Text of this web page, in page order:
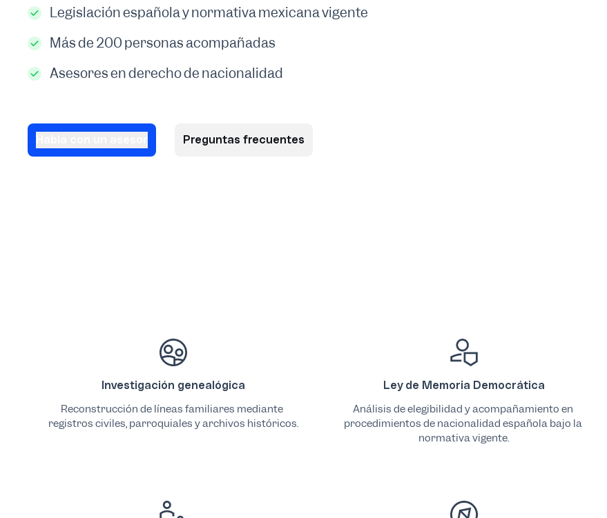
Legislación española y normativa mexicana vigente
Más de 200 personas acompañadas
Asesores en derecho de nacionalidad
Preguntas frecuentes
Investigación genealógica
Reconstrucción de líneas familiares mediante
registros civiles, parroquiales y archivos históricos.
Ley de Memoria Democrática
Análisis de elegibilidad y acompañamiento en
procedimientos de nacionalidad española bajo la
normativa vigente.